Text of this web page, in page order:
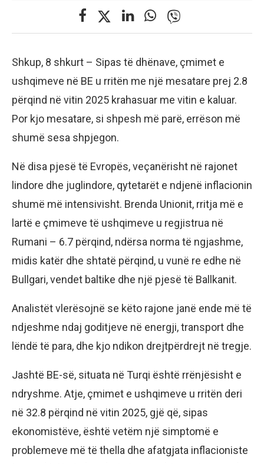
Shkup, 8 shkurt – Sipas të dhënave, çmimet e
ushqimeve në BE u rritën me një mesatare prej 2.8
përqind në vitin 2025 krahasuar me vitin e kaluar.
Por kjo mesatare, si shpesh më parë, errëson më
shumë sesa shpjegon.
Në disa pjesë të Evropës, veçanërisht në rajonet
lindore dhe juglindore, qytetarët e ndjenë inflacionin
shumë më intensivisht. Brenda Unionit, rritja më e
lartë e çmimeve të ushqimeve u regjistrua në
Rumani – 6.7 përqind, ndërsa norma të ngjashme,
midis katër dhe shtatë përqind, u vunë re edhe në
Bullgari, vendet baltike dhe një pjesë të Ballkanit.
Analistët vlerësojnë se këto rajone janë ende më të
ndjeshme ndaj goditjeve në energji, transport dhe
lëndë të para, dhe kjo ndikon drejtpërdrejt në tregje.
Jashtë BE-së, situata në Turqi është rrënjësisht e
ndryshme. Atje, çmimet e ushqimeve u rritën deri
në 32.8 përqind në vitin 2025, gjë që, sipas
ekonomistëve, është vetëm një simptomë e
problemeve më të thella dhe afatgjata inflacioniste